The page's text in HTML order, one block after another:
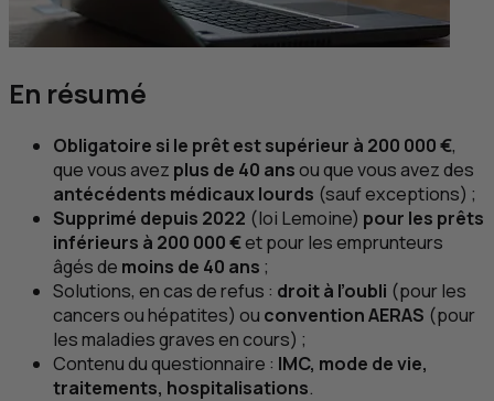
En résumé
Obligatoire si le prêt est supérieur à 200 000 €,
que vous avez plus de 40 ansou que vous avez des
antécédents médicaux lourds (sauf exceptions) ;
Supprimé depuis 2022 (loi Lemoine) pour les prêts
inférieurs à 200 000 €et pour les emprunteurs
âgés de moins de 40 ans ;
Solutions, en cas de refus : droit à l’oubli (pour les
cancers ou hépatites) ou conventionAERAS (pour
les maladies graves en cours) ;
Contenu du questionnaire : IMC, mode de vie,
traitements, hospitalisations.